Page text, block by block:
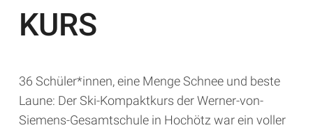
KURS
36 Schüler*innen, eine Menge Schnee und beste
Laune: Der Ski-Kompaktkurs der Werner-von-
Siemens-Gesamtschule in Hochötz war ein voller